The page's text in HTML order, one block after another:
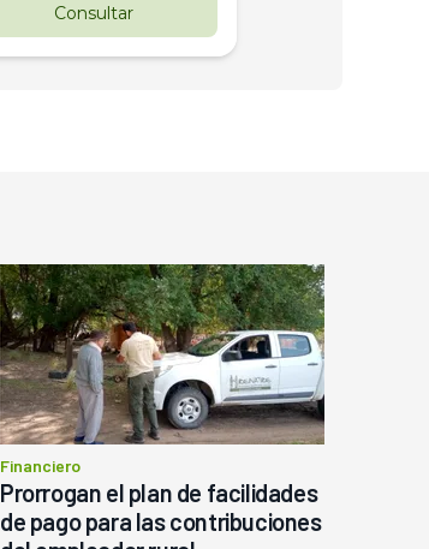
Consultar
Financiero
Prorrogan el plan de facilidades
de pago para las contribuciones